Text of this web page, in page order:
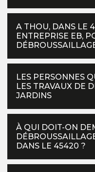
A THOU, DANS LE
ENTREPRISE EB,
LES PERSONNES
LES TRAVAUX DE
JARDINS
À QUI DOIT-ON
DANS LE 45420 ?